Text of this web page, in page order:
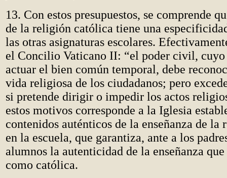
13. Con estos presupuestos, se comprende
de la religión católica tiene una
las otras asignaturas escolares.
el Concilio Vaticano II: “el poder civil,
actuar el bien común temporal, debe
vida religiosa de los ciudadanos; pero
si pretende dirigir o impedir los actos
estos motivos corresponde a la Iglesia
contenidos auténticos de la enseñanza de
en la escuela, que garantiza, ante a los
alumnos la autenticidad de la enseñanza
como católica.